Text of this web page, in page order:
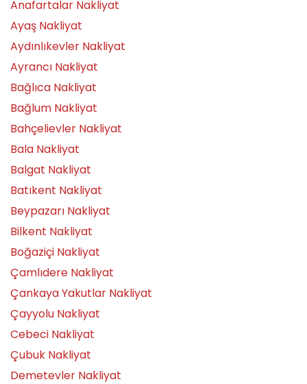
Anafartalar Nakliyat
Ayaş Nakliyat
Aydınlıkevler Nakliyat
Ayrancı Nakliyat
Bağlıca Nakliyat
Bağlum Nakliyat
Bahçelievler Nakliyat
Bala Nakliyat
Balgat Nakliyat
Batıkent Nakliyat
Beypazarı Nakliyat
Bilkent Nakliyat
Boğaziçi Nakliyat
Çamlıdere Nakliyat
Çankaya Yakutlar Nakliyat
Çayyolu Nakliyat
Cebeci Nakliyat
Çubuk Nakliyat
Demetevler Nakliyat